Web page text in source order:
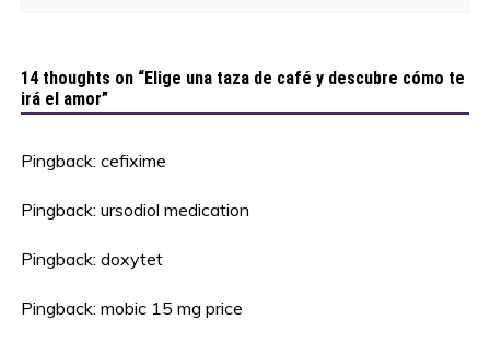
14 thoughts on “Elige una taza de café y descubre cómo te
irá el amor”
Pingback:cefixime
Pingback:ursodiol medication
Pingback:doxytet
Pingback:mobic 15 mg price